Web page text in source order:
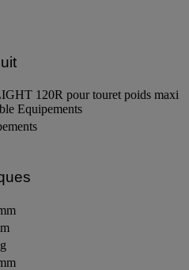
120R pour touret poids maxi
Equipements